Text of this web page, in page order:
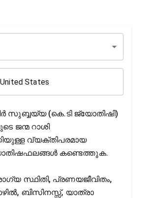
സുബ്ബയ്യ (കെ.ടി ജ്യോതിഷി)
ജന്മ റാശി
വ്യക്തിപരമായ
കണ്ടെത്തുക.
സ്ഥിതി, പ്രണയജീവിതം,
ബിസിനസ്സ്, യാത്രാ